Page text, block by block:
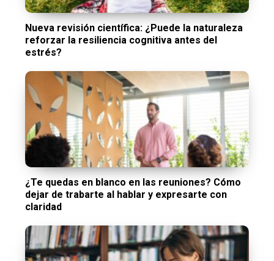
Nueva revisión científica: ¿Puede la naturaleza
reforzar la resiliencia cognitiva antes del
estrés?
¿Te quedas en blanco en las reuniones? Cómo
dejar de trabarte al hablar y expresarte con
claridad